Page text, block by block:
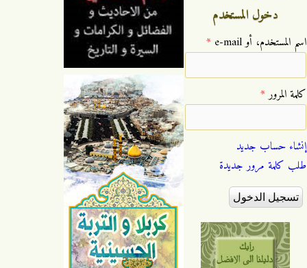
دخول المستخدم
‏اسم المستخدم، أو e-mail ‏ *
‏كلمة المرور ‏*
إنشاء حساب جديد
طلب كلمة مرور جديدة